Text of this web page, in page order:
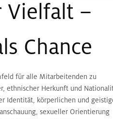
Vielfalt –
Chance
für alle Mitarbeitenden zu
ethnischer Herkunft und
Identität, körperlichen und
sexueller Orientierung